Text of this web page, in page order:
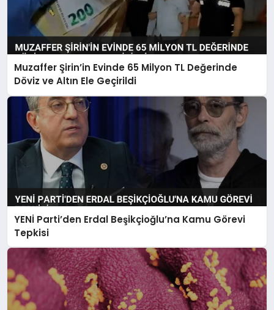
Muzaffer Şirin’in Evinde 65 Milyon TL Değerinde
Döviz ve Altın Ele Geçirildi
YENİ Parti’den Erdal Beşikçioğlu’na Kamu Görevi
Tepkisi